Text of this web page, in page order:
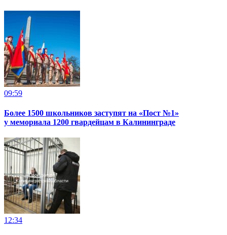
09:59
Более 1500 школьников заступят на «Пост №1»
у мемориала 1200 гвардейцам в Калининграде
12:34